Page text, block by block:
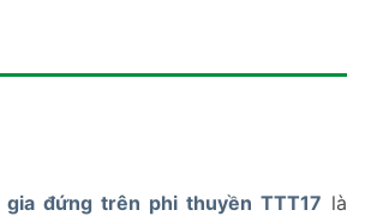
đứng trên phi thuyền TTT17 là